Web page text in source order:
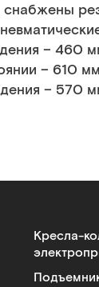
снабжены
– 460
– 610
– 570
Кресла-